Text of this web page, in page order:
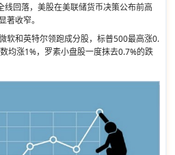
线回落，美股在美联储货币决策公布前高
著收窄。
软和英特尔领跑成分股，标普500最高涨0.
均涨1%，罗素小盘股一度抹去0.7%的跌